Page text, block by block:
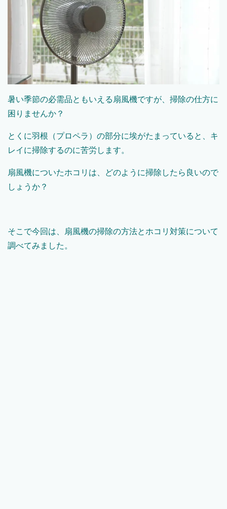
暑い季節の必需品ともいえる扇風機ですが、掃除の仕方に
困りませんか？
とくに羽根（プロペラ）の部分に埃がたまっていると、キ
レイに掃除するのに苦労します。
扇風機についたホコリは、どのように掃除したら良いので
しょうか？
そこで今回は、扇風機の掃除の方法とホコリ対策について
調べてみました。